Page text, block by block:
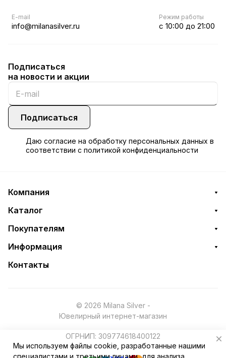
E-mail
info@milanasilver.ru
Режим работы
с 10:00 до 21:00
Подписаться
на новости и акции
Подписаться
Даю согласие на обработку персональных данных в
соответствии с политикой конфиденциальности
Компания
Каталог
Покупателям
Информация
Контакты
© 2026 Milana Silver -
Ювелирный интернет-магазин
ОГРНИП: 309774618400122
Мы используем файлы cookie, разработанные нашими
специалистами и третьими лицами, для анализа